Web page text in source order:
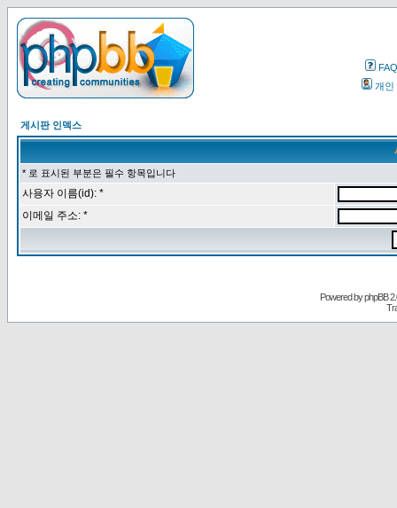
FAQ
개인
게시판 인덱스
* 로 표시된 부분은 필수 항목입니다
사용자 이름(id): *
이메일 주소: *
Powered byphpBB